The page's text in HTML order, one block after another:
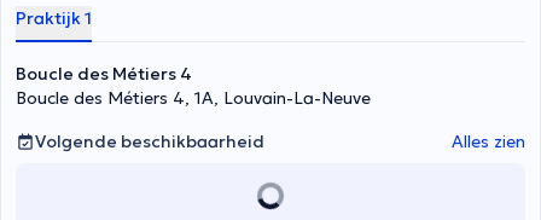
Praktijk 1
Boucle des Métiers 4
Boucle des Métiers 4, 1A, Louvain-La-Neuve
Volgende beschikbaarheid
Alles zien